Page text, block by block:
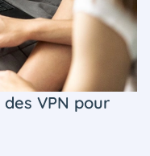
VPN pour